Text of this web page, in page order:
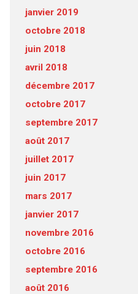
janvier 2019
octobre 2018
juin 2018
avril 2018
décembre 2017
octobre 2017
septembre 2017
août 2017
juillet 2017
juin 2017
mars 2017
janvier 2017
novembre 2016
octobre 2016
septembre 2016
août 2016